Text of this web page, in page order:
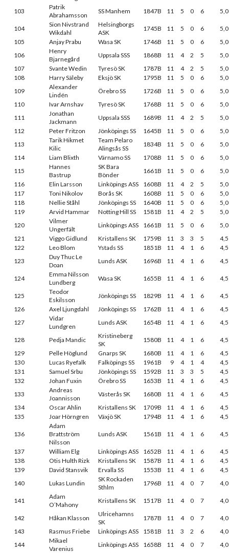
103
Patrik
Abrahamsson
SS Manhem 1847B 11 5 0 6 5,0
104
Sion Nivstrand
Wikdahl
Helsingborgs
ASK
1745B 11 5 0 6
5,0
105
Anjay Prabu Wasa SK 1746B 11 5 0 6
5,0
106
Henry
Bjarnegård
Uppsala SSS 1868B 11 4 2 5
5,0
107
Svante Wedin Tyresö SK 1787B 11 4 2 5
5,0
108
Harry Säleby Eksjö SK 1795B 11 5 0 6
5,0
109
Alexander
Lindén
Örebro SS 1726B 11 5 0 6
5,0
110
Ivar Arnshav Tyresö SK 1768B 11 5 0 6
5,0
111
Jonathan
Jackmann
Uppsala SSS 1689B 11 4 2 5
5,0
112
Peter Fritzon Jönköpings SS 1645B 11 5 0 6
5,0
113
Tarik Hikmet
Kilic
Team Pelaro
Alingsås SS
1834B 11 5 0 6
5,0
114
Liam Blixth Värnamo SS 1708B 11 5 0 6
5,0
115
Hannes
Bastrup
SK Bara
Bönder
1661B 11 5 0 6
5,0
116
Elin Larsson Linköpings ASS 1608B 11 4 2 5
5,0
117
Toni Nikolov Borås SK 1608B 11 5 0 6
5,0
118
Nellie Ståhl Jönköpings SS 1640B 11 5 0 6
5,0
119
Arvid Hammar Notting Hill SS 1581B 11 4 2 5
5,0
120
Vilmer
Ungerfält
Linköpings ASS 1661B 11 5 0 6
5,0
121
Viggo Gidlund Kristallens SK 1759B 11 3 3 5
4,5
122
Leo Blom Ystads SS 1851B 11 4 1 6
4,5
123
Duy Thuc Le
Doan
Lunds ASK 1696B 11 4 1 6 4,5
124
Emma Nilsson
Lundberg
Wasa SK 1655B 11 4 1 6 4,5
125
Teodor
Eskilsson
Jönköpings SS 1829B 11 4 1 6
4,5
126
Axel Ljungdahl Jönköpings SS 1762B 11 4 1 6
4,5
127
Vidar
Lundgren
Lunds ASK 1654B 11 4 1 6 4,5
128 Pedja Mandic
Kristineberg
SK
1580B 11 4 1 6
4,5
129
Pelle Höglund Gnarps SK 1680B 11 4 1 6
4,5
130
Lucas Ryefalk Falköpings SS 1961B 9 4 1 4
4,5
131
Samuel Srbu Jönköpings SS 1592B 11 3 3 5
4,5
132
Johan Fuxin Örebro SS 1653B 11 4 1 6
4,5
133
Andreas
Joannisson
Västerås SK 1680B 11 4 1 6
4,5
134
Oscar Ahlin Kristallens SK 1709B 11 4 1 6
4,5
135
Joar Hörngren Växjö SK 1794B 11 4 1 6 4,5
136
Adam
Brattström
Nilsson
Lunds ASK 1561B 11 4 1 6 4,5
137 William Elg Linköpings ASS 1652B 11 4 1 6
4,5
138
Otis Hulth Rizk Kristallens SK 1587B 11 4 1 6
4,5
139
David Stansvik Ervalla SS 1553B 11 4 1 6
4,5
140
Lukas Lundin
SK Rockaden
Sthlm
1796B 11 4 0 7 4,0
141
Adam
O’Mahony
Kristallens SK 1517B 11 4 0 7 4,0
142 Håkan Klasson
Ulricehamns
SK
1787B 11 4 0 7
4,0
143
Rasmus Friebe Linköpings ASS 1581B 11 3 2 6
4,0
144
Mikael
Varenius
Linköpings ASS 1658B 11 4 0 7 4,0